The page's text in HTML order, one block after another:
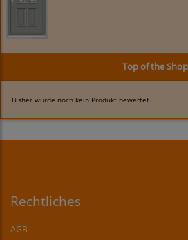
Top of the Shop
Bisher wurde noch kein Produkt bewertet.
Rechtliches
AGB